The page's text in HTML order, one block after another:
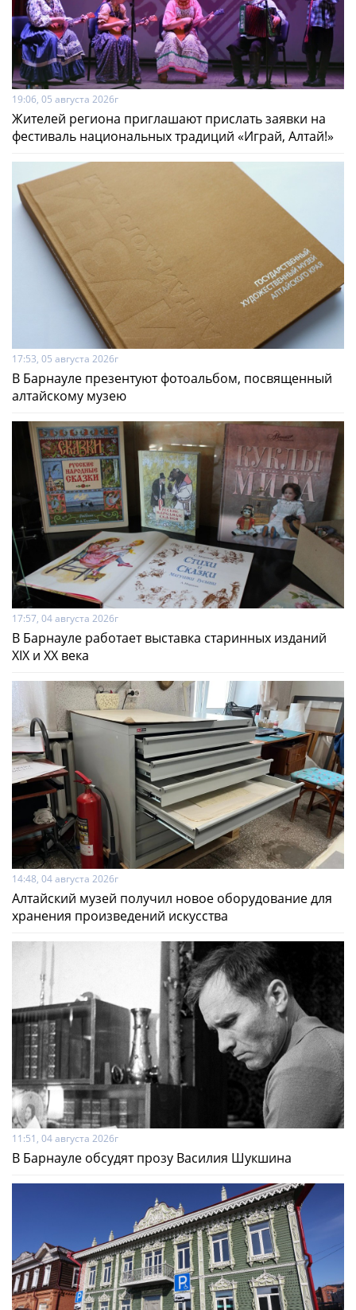
19:06, 05 августа 2026г
Жителей региона приглашают прислать заявки на
фестиваль национальных традиций «Играй, Алтай!»
17:53, 05 августа 2026г
В Барнауле презентуют фотоальбом, посвященный
алтайскому музею
17:57, 04 августа 2026г
В Барнауле работает выставка старинных изданий
XIX и XX века
14:48, 04 августа 2026г
Алтайский музей получил новое оборудование для
хранения произведений искусства
11:51, 04 августа 2026г
В Барнауле обсудят прозу Василия Шукшина